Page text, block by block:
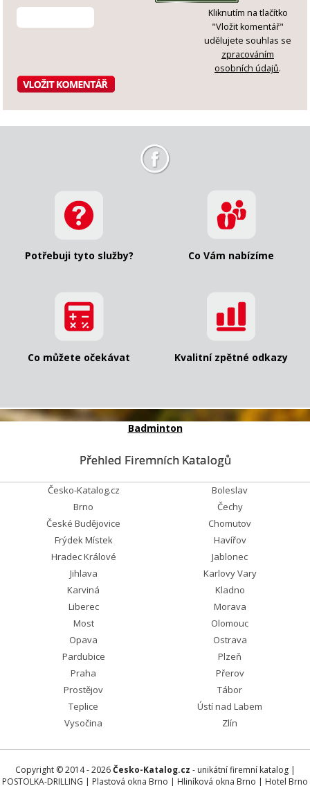
Kliknutím na tlačítko
"Vložit komentář"
udělujete souhlas se
zpracováním
osobních údajů.
Potřebuji tyto služby? Co Vám nabízíme
Co můžete očekávat Kvalitní zpětné odkazy
Badminton
Přehled Firemních Katalogů
Česko-Katalog.cz
Boleslav
Brno
Čechy
České Budějovice
Chomutov
Frýdek Místek
Havířov
Hradec Králové
Jablonec
Jihlava
Karlovy Vary
Karviná
Kladno
Liberec
Morava
Most
Olomouc
Opava
Ostrava
Pardubice
Plzeň
Praha
Přerov
Prostějov
Tábor
Teplice
Ústí nad Labem
Vysočina
Zlín
Copyright © 2014 - 2026Česko-Katalog.cz - unikátní firemní katalog |
POSTOLKA-DRILLING | Plastová okna Brno | Hliníková okna Brno | Hotel Brno